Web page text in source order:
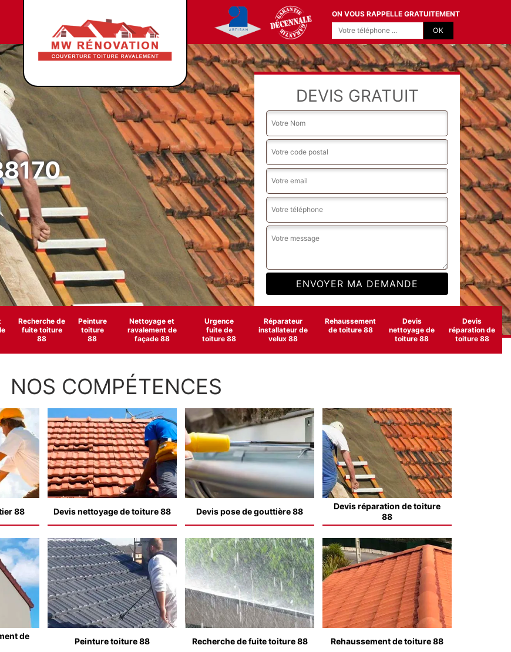
ON VOUS RAPPELLE GRATUITEMENT
DEVIS GRATUIT
Recherche de
fuite toiture
88
Peinture
toiture
88
Nettoyage et
ravalement de
façade 88
Urgence
fuite de
toiture 88
Réparateur
installateur de
velux 88
Rehaussement
de toiture 88
Devis
nettoyage de
toiture 88
Devis
réparation de
toiture 88
NOS COMPÉTENCES
88 Devis nettoyage de toiture 88 Devis pose de gouttière 88
Devis réparation de toiture
88
de
Peinture toiture 88 Recherche de fuite toiture 88 Rehaussement de toiture 88